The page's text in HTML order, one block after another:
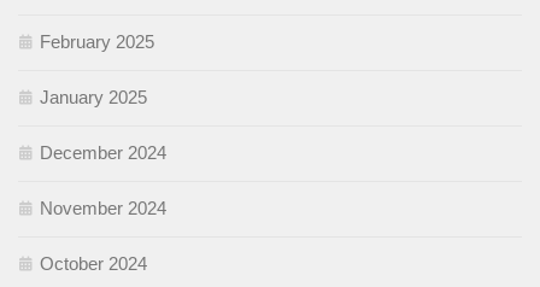
February 2025
January 2025
December 2024
November 2024
October 2024